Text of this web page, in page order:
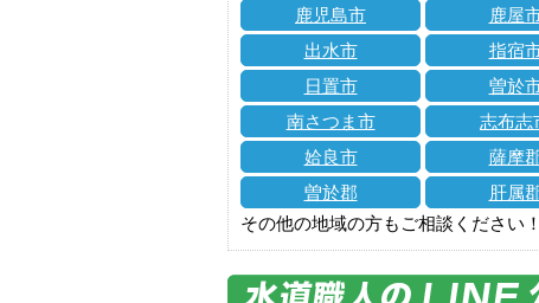
鹿児島市
鹿屋
出水市
指宿
日置市
曽於
南さつま市
志布志
姶良市
薩摩
曽於郡
肝属
その他の地域の方もご相談ください！